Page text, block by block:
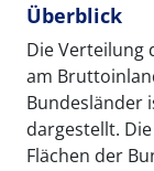
Überblick
Die Verteilung
am
Bundesländer
dargestellt.
Flächen der